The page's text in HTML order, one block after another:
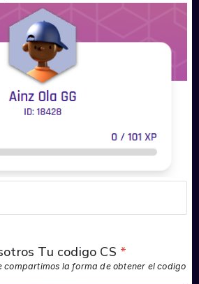
Tu codigo CS *
compartimos la forma de obtener el codigo